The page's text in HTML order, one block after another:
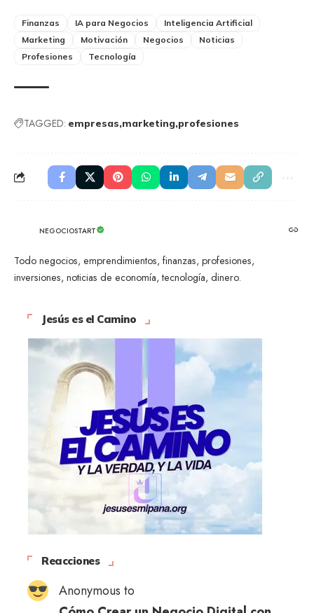
Finanzas IA para Negocios
Inteligencia Artificial
Marketing
Motivación Negocios
Noticias
Profesiones
Tecnología
TAGGED: empresas marketing profesiones
NEGOCIOSTART
Todo negocios, emprendimientos, finanzas, profesiones,
inversiones, noticias de economía, tecnología, dinero.
Jesús es el Camino
Reacciones
Anonymous to